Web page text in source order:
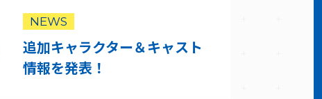
NEWS
追加キャラクター＆キャスト
情報を発表！